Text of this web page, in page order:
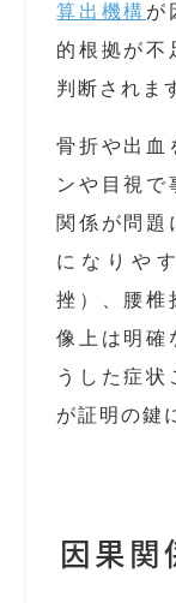
算出機構 が
的根拠が不
判断されま
骨折や出血
ンや目視で
関係が問題
になりや
挫）、腰椎
像上は明確
うした症状
が証明の鍵
因果関